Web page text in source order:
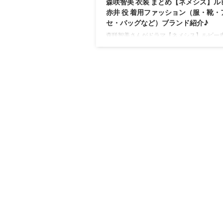
森咲智美 衣装 まとめ【ネメシス】ル
赤井 役 着用ファッション（服・靴・
セ・バッグなど）ブランド紹介♪
森咲智美さんがドラマ【ネメシス】ルビー